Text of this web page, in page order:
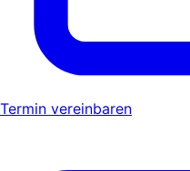
Termin vereinbaren